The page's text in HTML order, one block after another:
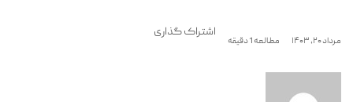
مرداد ۲۰, ۱۴۰۳ مطالعه 1 دقیقه
اشتراک گذاری